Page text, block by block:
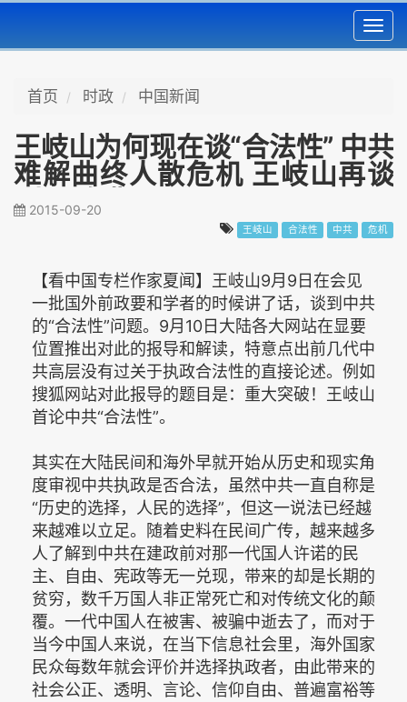
首页 时政 中国新闻
王岐山为何现在谈“合法性” 中共
难解曲终人散危机 王岐山再谈
“人心向背”
2015-09-20
王岐山 合法性 中共 危机
【看中国专栏作家夏闻】王岐山9月9日在会见
一批国外前政要和学者的时候讲了话，谈到中共
的“合法性”问题。9月10日大陆各大网站在显要
位置推出对此的报导和解读，特意点出前几代中
共高层没有过关于执政合法性的直接论述。例如
搜狐网站对此报导的题目是：重大突破！王岐山
首论中共“合法性”。
其实在大陆民间和海外早就开始从历史和现实角
度审视中共执政是否合法，虽然中共一直自称是
“历史的选择，人民的选择”，但这一说法已经越
来越难以立足。随着史料在民间广传，越来越多
人了解到中共在建政前对那一代国人许诺的民
主、自由、宪政等无一兑现，带来的却是长期的
贫穷，数千万国人非正常死亡和对传统文化的颠
覆。一代中国人在被害、被骗中逝去了，而对于
当今中国人来说，在当下信息社会里，海外国家
民众每数年就会评价并选择执政者，由此带来的
社会公正、透明、言论、信仰自由、普遍富裕等